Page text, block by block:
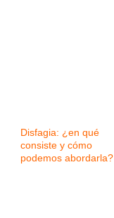
Disfagia: ¿en qué
consiste y cómo
podemos abordarla?